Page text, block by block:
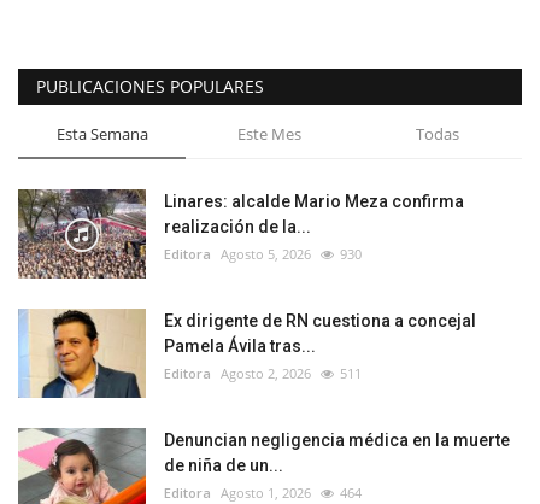
PUBLICACIONES POPULARES
Esta Semana Este Mes Todas
Linares: alcalde Mario Meza confirma
realización de la...
Editora Agosto 5, 2026 930
Ex dirigente de RN cuestiona a concejal
Pamela Ávila tras...
Editora Agosto 2, 2026 511
Denuncian negligencia médica en la muerte
de niña de un...
Editora Agosto 1, 2026 464